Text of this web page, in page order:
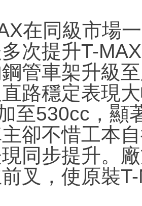
在同級市場
次提升T-
管車架升級
路穩定表現
至530cc，顯
卻不惜工本
同步提升。
叉，使原裝